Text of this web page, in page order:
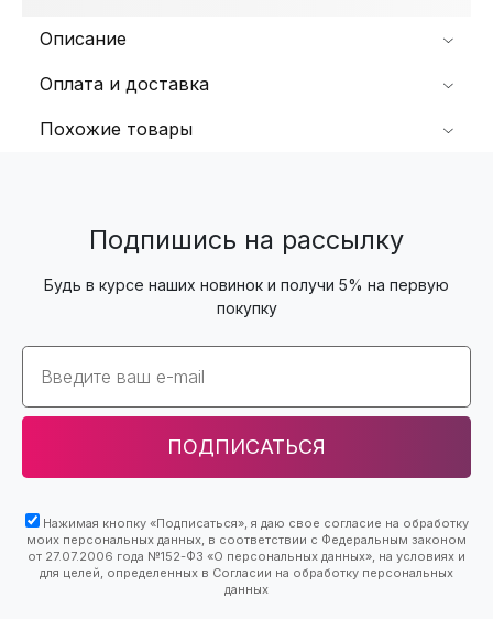
Описание
Оплата и доставка
Похожие товары
Подпишись на рассылку
Будь в курсе наших новинок и получи 5% на первую
покупку
Email
ПОДПИСАТЬСЯ
Нажимая кнопку «Подписаться», я даю свое согласие на обработку
моих персональных данных, в соответствии с Федеральным законом
от 27.07.2006 года №152-ФЗ «О персональных данных», на условиях и
для целей, определенных в Согласии на обработку персональных
данных